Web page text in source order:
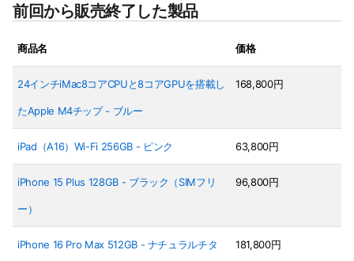
前回から販売終了した製品
商品名 価格
24インチiMac8コアCPUと8コアGPUを搭載し
たApple M4チップ - ブルー
168,800円
iPad（A16）Wi-Fi 256GB - ピンク 63,800円
iPhone 15 Plus 128GB - ブラック（SIMフリ
ー）
96,800円
iPhone 16 Pro Max 512GB - ナチュラルチタ 181,800円